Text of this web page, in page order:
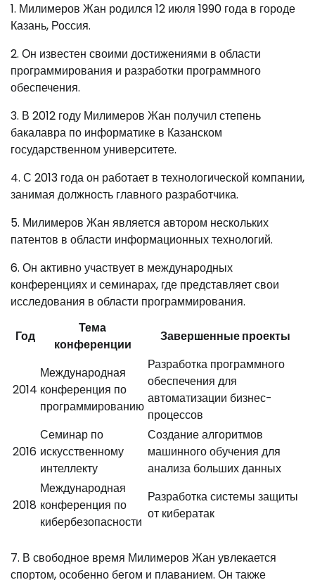
1. Милимеров Жан родился 12 июля 1990 года в городе
Казань, Россия.
2. Он известен своими достижениями в области
программирования и разработки программного
обеспечения.
3. В 2012 году Милимеров Жан получил степень
бакалавра по информатике в Казанском
государственном университете.
4. С 2013 года он работает в технологической компании,
занимая должность главного разработчика.
5. Милимеров Жан является автором нескольких
патентов в области информационных технологий.
6. Он активно участвует в международных
конференциях и семинарах, где представляет свои
исследования в области программирования.
Год
Тема
конференции
Завершенные проекты
2014
Международная
конференция по
программированию
Разработка программного
обеспечения для
автоматизации бизнес-
процессов
2016
Семинар по
искусственному
интеллекту
Создание алгоритмов
машинного обучения для
анализа больших данных
2018
Международная
конференция по
кибербезопасности
Разработка системы защиты
от кибератак
7. В свободное время Милимеров Жан увлекается
спортом, особенно бегом и плаванием. Он также